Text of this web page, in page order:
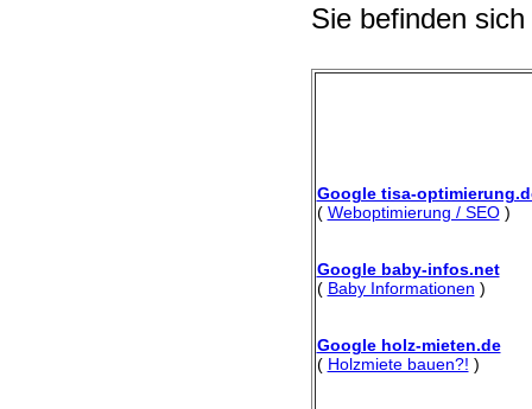
Sie befinden
Google tisa-
( Weboptimierung / SEO)
Google baby-infos.net
( Baby Informationen )
Google holz-mieten.de
( Holzmiete bauen?! )